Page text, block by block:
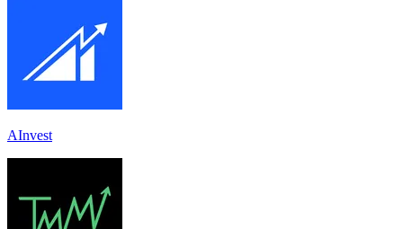
AInvest